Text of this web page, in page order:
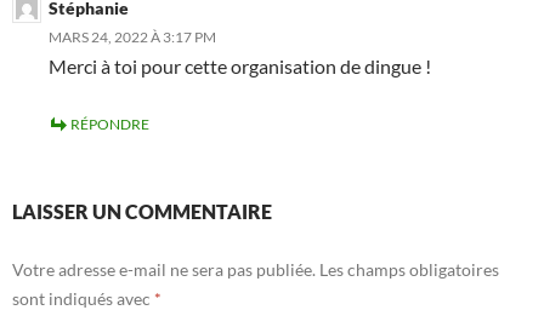
Stéphanie
MARS 24, 2022 À 3:17 PM
Merci à toi pour cette organisation de dingue !
RÉPONDRE
LAISSER UN COMMENTAIRE
Votre adresse e-mail ne sera pas publiée. Les champs obligatoires
sont indiqués avec *